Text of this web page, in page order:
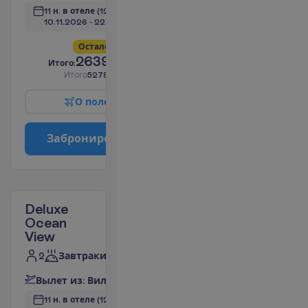
11 н. в отеле (12 н. всего)
10.11.2026 - 22.11.2026
Остало
Итого:2639.00
Итого5278.00
О поле
Заброниро
Deluxe
Ocean
View
2 Завтраки
Вылет из: Вил
11 н. в отеле (12 н. всего)